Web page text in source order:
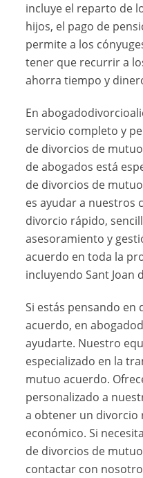
incluye el reparto de
hijos, el pago de
permite a los
tener que recurrir a
ahorra tiempo y
En
servicio completo y
de divorcios de
de abogados está
de divorcios de
es ayudar a nuestros
divorcio rápido,
asesoramiento y
acuerdo en toda la
incluyendo Sant Joan
Si estás pensando
acuerdo, en
ayudarte. Nuestro
especializado en la
mutuo acuerdo.
personalizado a
a obtener un divorcio
económico. Si
de divorcios de
contactar con